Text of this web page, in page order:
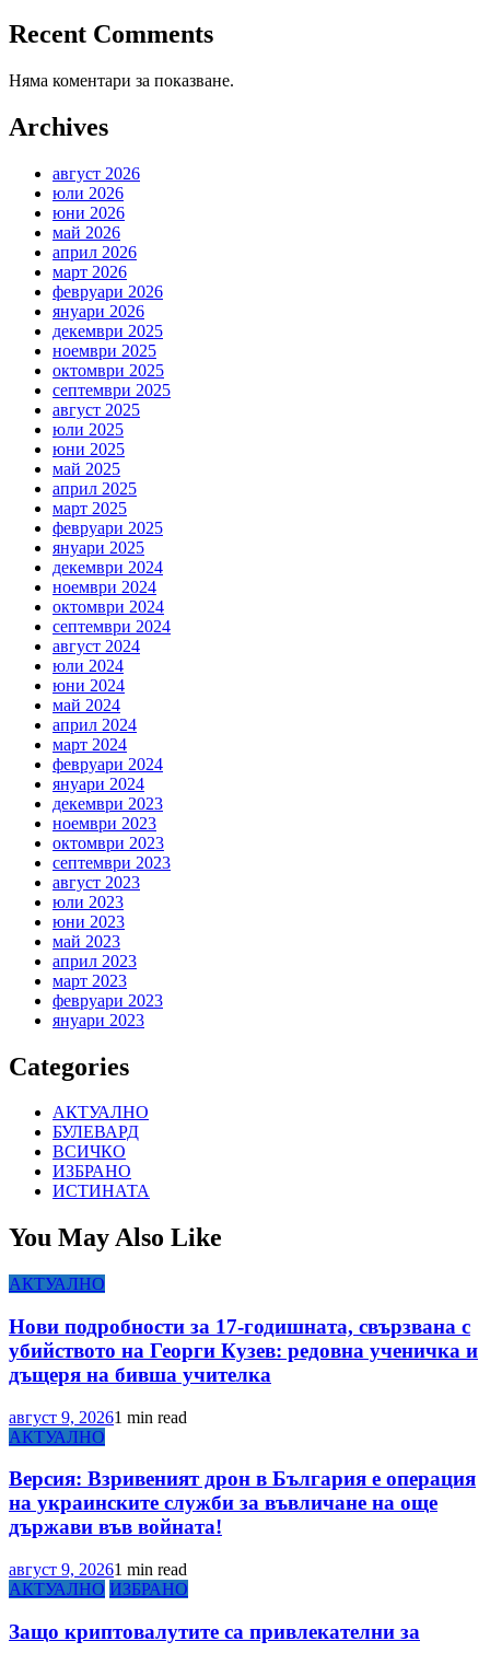
Recent Comments
Няма коментари за показване.
Archives
август 2026
юли 2026
юни 2026
май 2026
април 2026
март 2026
февруари 2026
януари 2026
декември 2025
ноември 2025
октомври 2025
септември 2025
август 2025
юли 2025
юни 2025
май 2025
април 2025
март 2025
февруари 2025
януари 2025
декември 2024
ноември 2024
октомври 2024
септември 2024
август 2024
юли 2024
юни 2024
май 2024
април 2024
март 2024
февруари 2024
януари 2024
декември 2023
ноември 2023
октомври 2023
септември 2023
август 2023
юли 2023
юни 2023
май 2023
април 2023
март 2023
февруари 2023
януари 2023
Categories
АКТУАЛНО
БУЛЕВАРД
ВСИЧКО
ИЗБРАНО
ИСТИНАТА
You May Also Like
АКТУАЛНО
Нови подробности за 17-годишната, свързвана с
убийството на Георги Кузев: редовна ученичка и
дъщеря на бивша учителка
август 9, 20261 min read
АКТУАЛНО
Версия: Взривеният дрон в България е операция
на украинските служби за въвличане на още
държави във войната!
август 9, 20261 min read
АКТУАЛНО ИЗБРАНО
Защо криптовалутите са привлекателни за